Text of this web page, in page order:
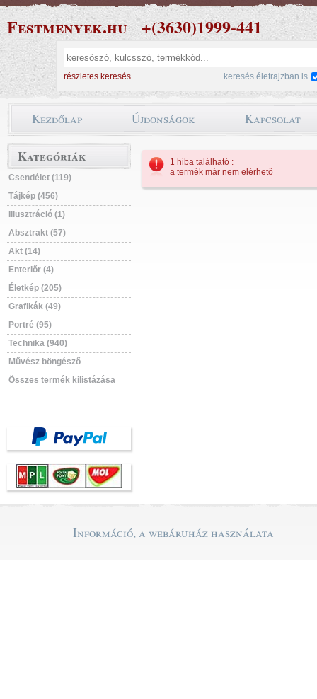
Festmenyek.hu +(3630)1999-441
részletes keresés keresés életrajzban is
Kezdőlap Újdonságok Kapcsolat
Kategóriák
Csendélet (119)
Tájkép (456)
Illusztráció (1)
Absztrakt (57)
Akt (14)
Enteriőr (4)
Életkép (205)
Grafikák (49)
Portré (95)
Technika (940)
Művész böngésző
Összes termék kilistázása
1 hiba található :
a termék már nem elérhető
Információ, a webáruház használata